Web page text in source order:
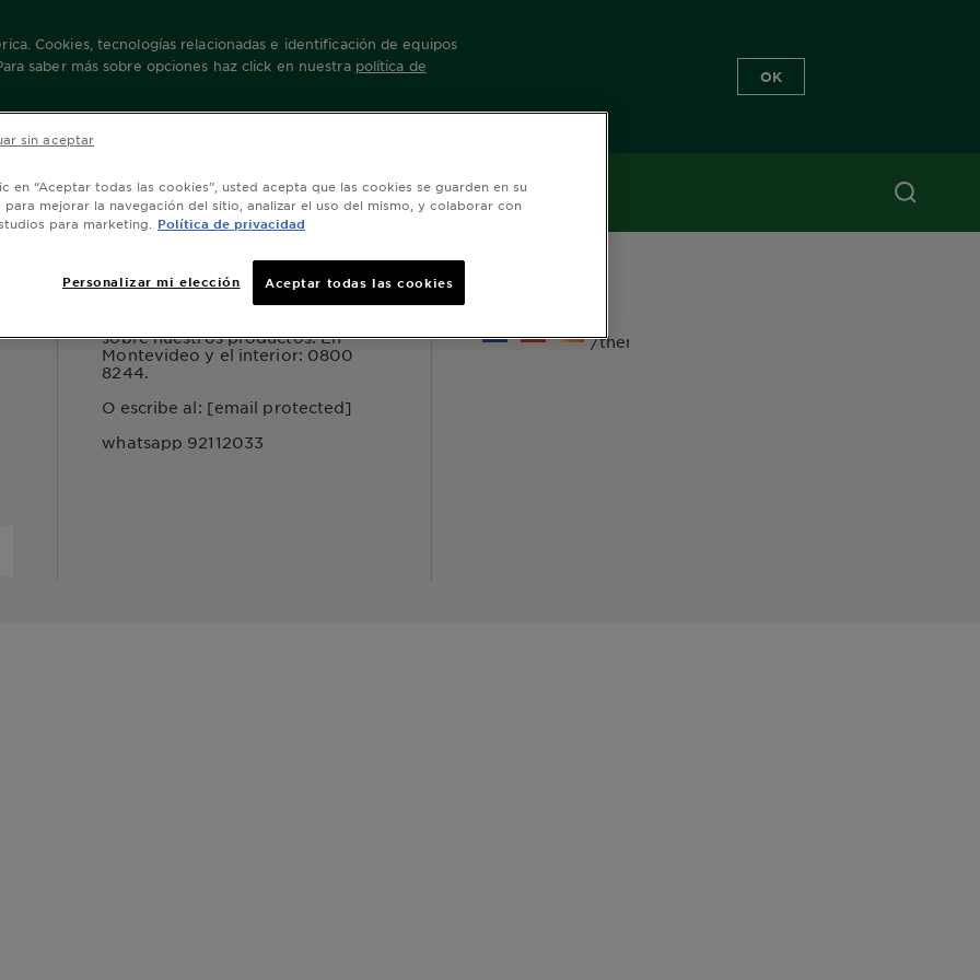
Cookies, tecnologías relacionadas e identificación de equipos
saber más sobre opciones haz click en nuestra política de
OK
SERVICIO AL CONSUMIDOR
sobre nuestros productos: En
Montevideo y el interior: 0800
8244.
O escribe al: [email protected]
whatsapp 92112033
en “Aceptar todas las cookies”, usted acepta que las cookies se guarden en su
mejorar la navegación del sitio, analizar el uso del mismo, y colaborar con
para marketing.
Política de privacidad
Personalizar mi elección Aceptar todas las cookies
sin aceptar